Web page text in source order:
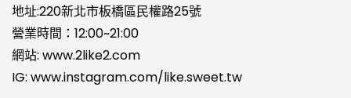
地址:220新北市板橋區民權路25號
營業時間：12:00~21:00
網站: www.2like2.com
IG: www.instagram.com/like.sweet.tw